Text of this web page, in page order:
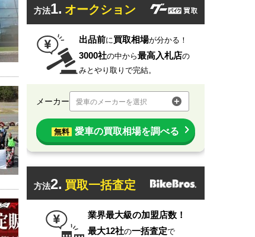
方法1. オークション
出品前に買取相場が分かる！
3000社の中から最高入札店の
みとやり取りで完結。
メーカー 愛車のメーカーを選択
無料 愛車の買取相場を調べる
方法2. 買取一括査定
業界最大級の加盟店数！
最大12社の一括査定で